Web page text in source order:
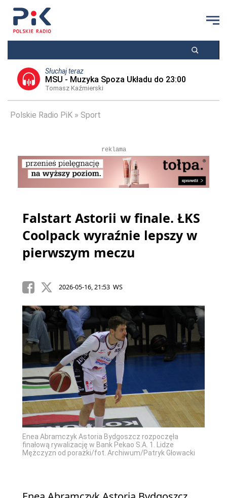
Słuchaj teraz
MSU - Muzyka Spoza Układu do 23:00
Tomasz Kaźmierski
Polskie Radio PiK Sport
reklama
Falstart Astorii w finale. ŁKS
Coolpack wyraźnie lepszy w
pierwszym meczu
2026-05-16, 21:53 WS
Enea Abramczyk Astoria Bydgoszcz rozpoczęła
finałową rywalizację w Bank Pekao S.A. 1. Lidze
Mężczyzn od porażki/fot. Archiwum/Patryk Głowacki